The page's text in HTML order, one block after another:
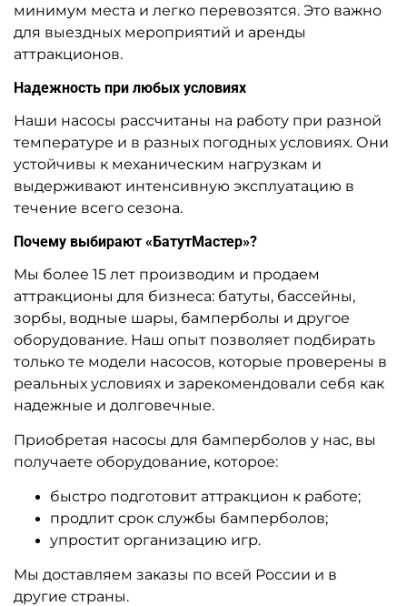
минимум места и легко перевозятся. Это важно
для выездных мероприятий и аренды
аттракционов.
Надежность при любых условиях
Наши насосы рассчитаны на работу при разной
температуре и в разных погодных условиях. Они
устойчивы к механическим нагрузкам и
выдерживают интенсивную эксплуатацию в
течение всего сезона.
Почему выбирают «БатутМастер»?
Мы более 15 лет производим и продаем
аттракционы для бизнеса: батуты, бассейны,
зорбы, водные шары, бамперболы и другое
оборудование. Наш опыт позволяет подбирать
только те модели насосов, которые проверены в
реальных условиях и зарекомендовали себя как
надежные и долговечные.
Приобретая насосы для бамперболов у нас, вы
получаете оборудование, которое:
быстро подготовит аттракцион к работе;
продлит срок службы бамперболов;
упростит организацию игр.
Мы доставляем заказы по всей России и в
другие страны.